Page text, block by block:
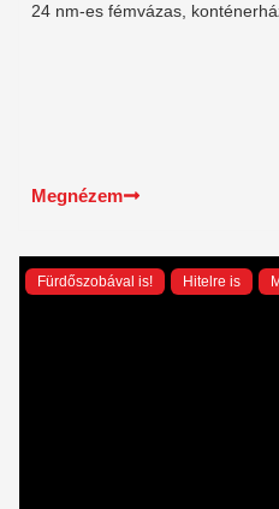
24 nm-es fémvázas,
Megnézem
Fürdőszobával is! Hitelre is